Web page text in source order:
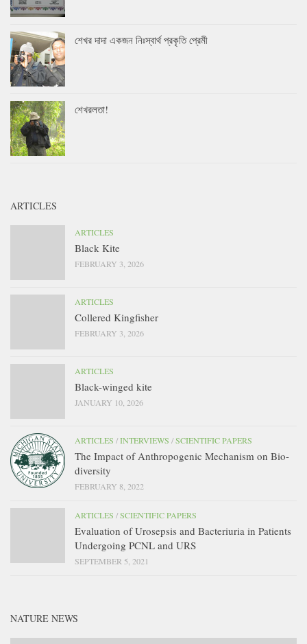
শেখর দাদা একজন নিঃস্বার্থ প্রকৃতি প্রেমী
শেখরলতা!
ARTICLES
ARTICLES
Black Kite
FEBRUARY 3, 2026
ARTICLES
Collered Kingfisher
FEBRUARY 3, 2026
ARTICLES
Black-winged kite
JANUARY 10, 2026
ARTICLES /INTERVIEWS /SCIENTIFIC PAPERS
The Impact of Anthropogenic Mechanism on Bio-
diversity
FEBRUARY 8, 2022
ARTICLES /SCIENTIFIC PAPERS
Evaluation of Urosepsis and Bacteriuria in Patients
Undergoing PCNL and URS
SEPTEMBER 5, 2021
NATURE NEWS